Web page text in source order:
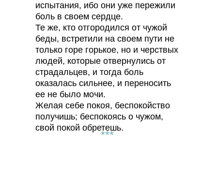
***
испытания, ибо они уже пережили
боль в своем сердце.
Те же, кто отгородился от чужой
беды, встретили на своем пути не
только горе горькое, но и черствых
людей, которые отвернулись от
страдальцев, и тогда боль
оказалась сильнее, и переносить
ее не было мочи.
Желая себе покоя, беспокойство
получишь; беспокоясь о чужом,
свой покой обретешь.